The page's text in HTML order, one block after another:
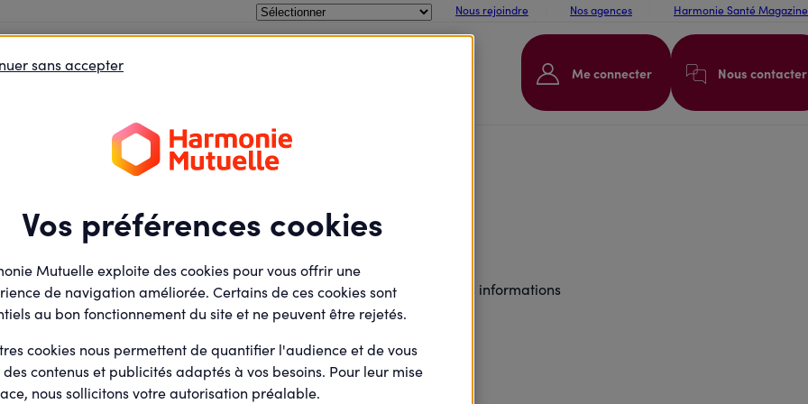
le débat Je défends des projets Me connecter Nous contacter
Nous rejoindre Nos agences Harmonie Santé Magazine
Félicitations !
inscription a bien été prise en compte.
de votre inscription un email de confirmation comportant toutes les informations
de l'évènement.
Vos préférences cookies
Mutuelle exploite des cookies pour vous offrir une
de navigation améliorée. Certains de ces cookies sont
au bon fonctionnement du site et ne peuvent être rejetés.
cookies nous permettent de quantifier l'audience et de vous
contenus et publicités adaptés à vos besoins. Pour leur mise
nous sollicitons votre autorisation préalable.
sans accepter